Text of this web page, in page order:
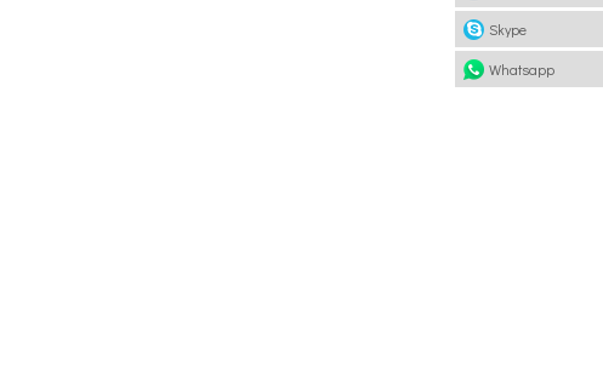
Skype
Whatsapp